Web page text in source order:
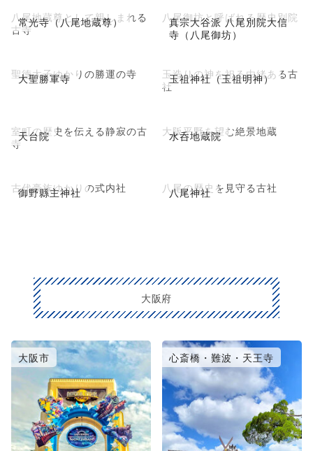
常光寺（八尾地蔵尊）
八尾地蔵尊として親しまれる
古寺
真宗大谷派 八尾別院大信
寺（八尾御坊）
八尾御坊と呼ばれる歴史別院
大聖勝軍寺
聖徳太子ゆかりの勝運の寺 玉祖神社（玉祖明神）
玉造りの神を祀る由緒ある古
社
天台院
室町の歴史を伝える静寂の古
寺
水呑地蔵院
大阪平野を望む絶景地蔵
御野縣主神社
古代豪族ゆかりの式内社 八尾神社
八尾の歴史を見守る古社
大阪府
大阪市 心斎橋・難波・天王寺